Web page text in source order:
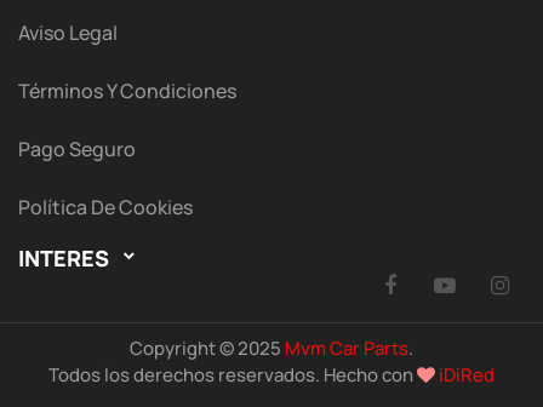
Aviso Legal
Términos Y Condiciones
Pago Seguro
Política De Cookies
INTERES 
Facebook
Copyright © 2025 Mvm Car Parts.
Todos los derechos reservados. Hecho con
iDiRed